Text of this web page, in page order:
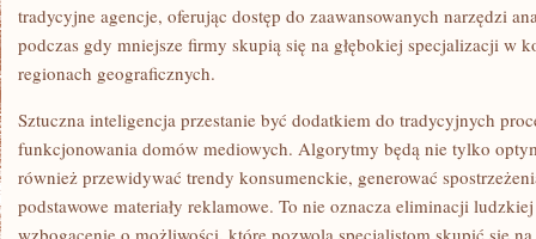
tradycyjne agencje, oferując dostęp do zaawansowanych narzędzi
podczas gdy mniejsze firmy skupią się na głębokiej specjalizacji w
regionach geograficznych.
Sztuczna inteligencja przestanie być dodatkiem do tradycyjnych
funkcjonowania domów mediowych. Algorytmy będą nie tylko
również przewidywać trendy konsumenckie, generować
podstawowe materiały reklamowe. To nie oznacza eliminacji
wzbogacenie o możliwości, które pozwolą specjalistom skupić się